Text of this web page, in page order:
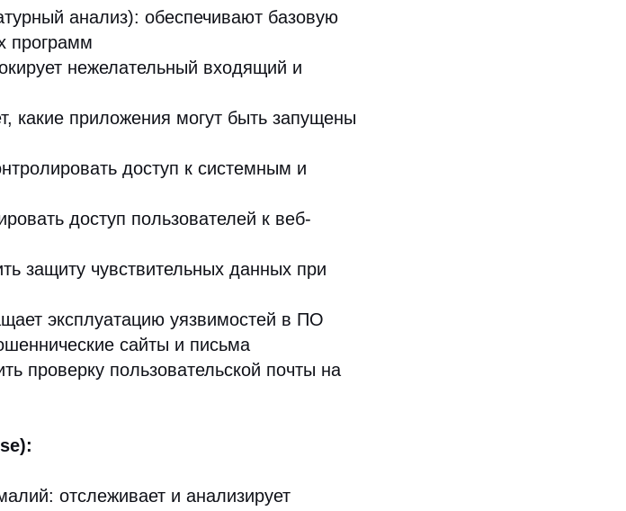
анализ): обеспечивают базовую
программ
нежелательный входящий и
какие приложения могут быть запущены
доступ к системным и
доступ пользователей к веб-
защиту чувствительных данных при
эксплуатацию уязвимостей в ПО
сайты и письма
проверку пользовательской почты на
отслеживает и анализирует